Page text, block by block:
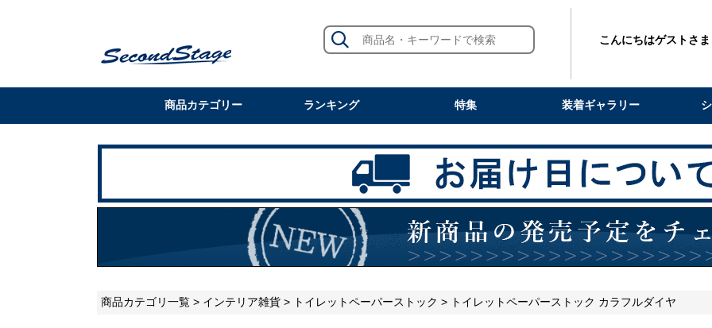
こんにちはゲストさま
商品カテゴリー ランキング 特集 装着ギャラリー
商品カテゴリ一覧 > インテリア雑貨 > トイレットペーパーストック > トイレットペーパーストック カラフルダイヤ